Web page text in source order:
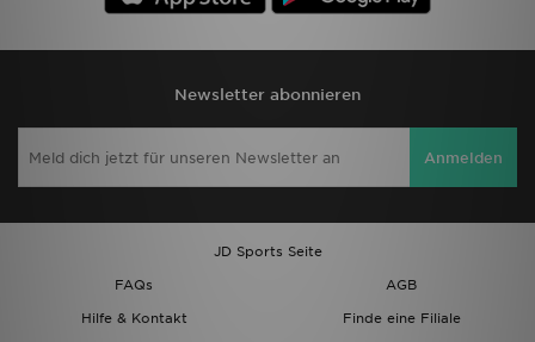
Newsletter abonnieren
Anmelden
JD Sports Seite
FAQs
AGB
Hilfe & Kontakt
Finde eine Filiale